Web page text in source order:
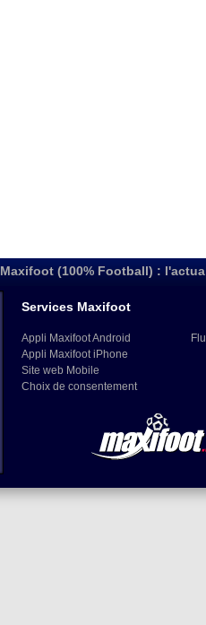
Maxifoot (100% Football) :
Services Maxifoot
Appli Maxifoot Android
Appli Maxifoot iPhone
Site web Mobile
Choix de consentement